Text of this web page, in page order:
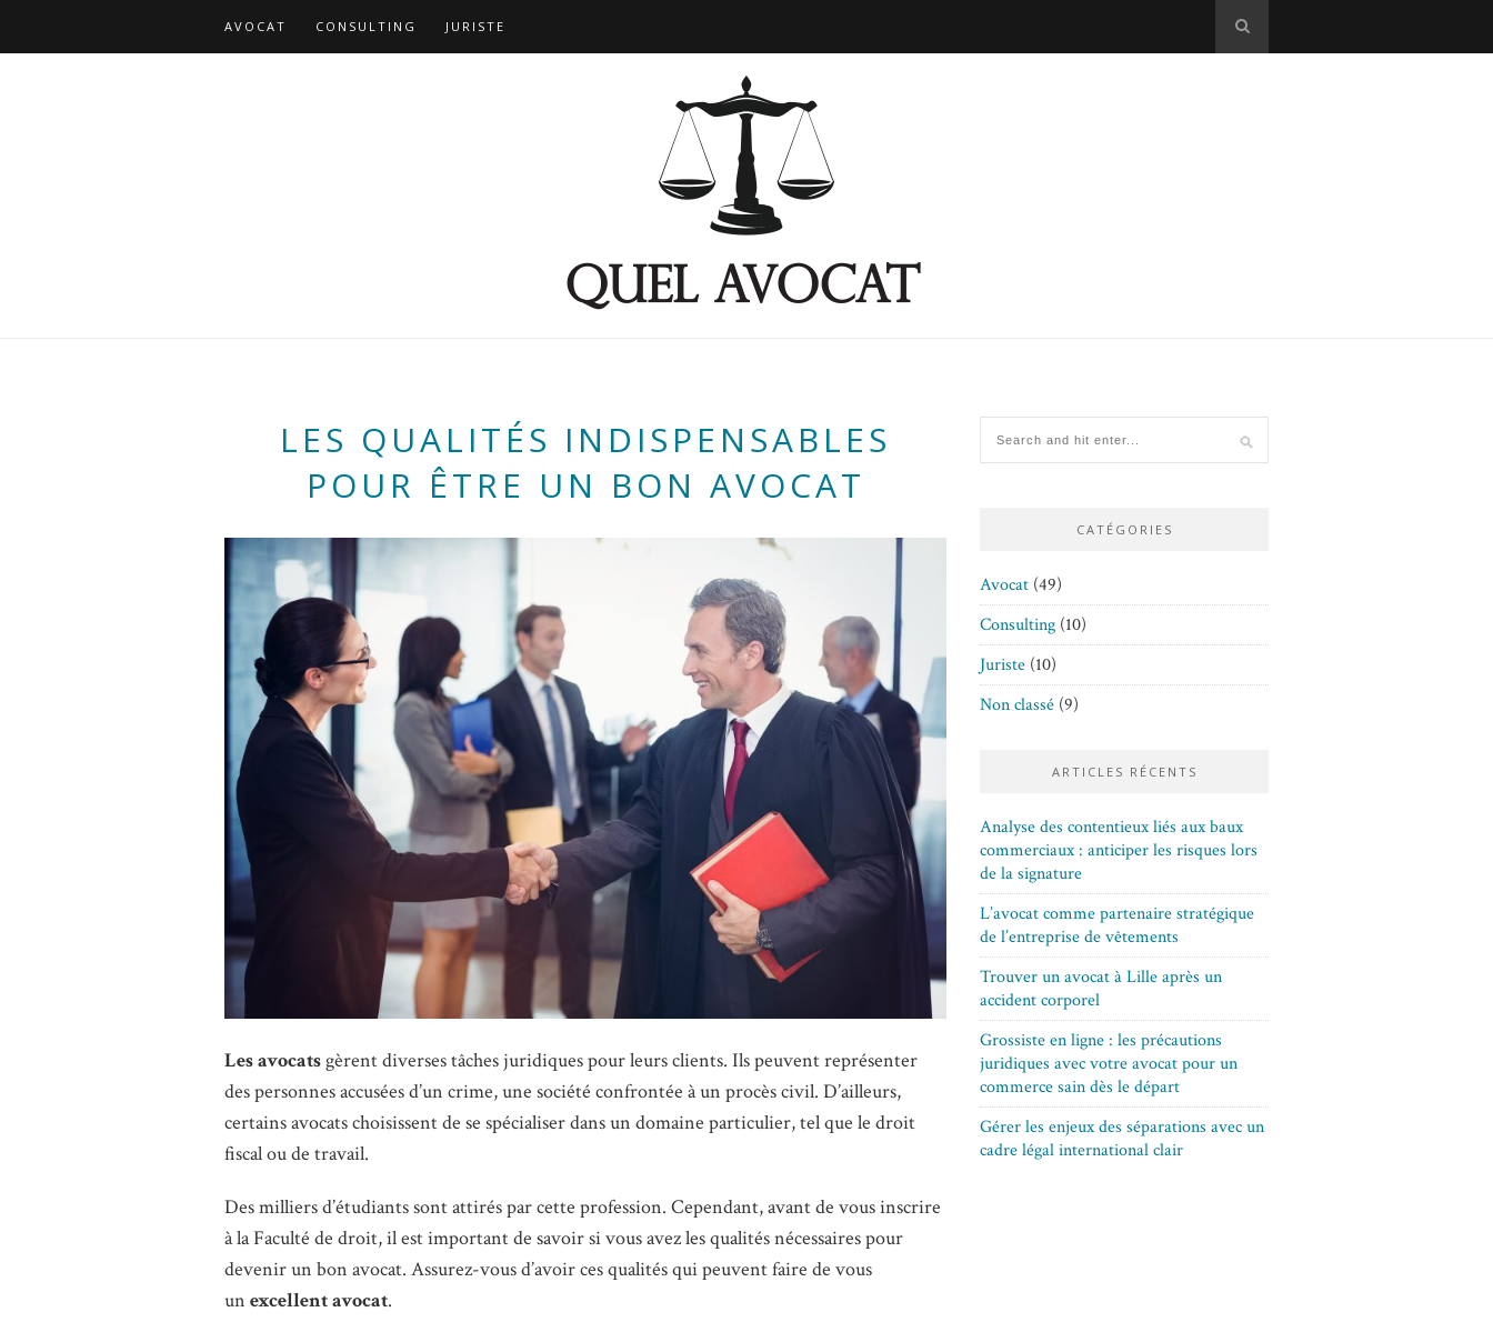
AVOCAT CONSULTING JURISTE
LES QUALITÉS INDISPENSABLES
POUR ÊTRE UN BON AVOCAT
Les avocatsgèrent diverses tâches juridiques pour leurs clients. Ils peuvent représenter
des personnes accusées d’un crime, une société confrontée à un procès civil. D’ailleurs,
certains avocats choisissent de se spécialiser dans un domaine particulier, tel que le droit
fiscal ou de travail.
Des milliers d’étudiants sont attirés par cette profession. Cependant, avant de vous inscrire
à la Faculté de droit, il est important de savoir si vous avez les qualités nécessaires pour
devenir un bon avocat. Assurez-vous d’avoir ces qualités qui peuvent faire de vous
un excellent avocat.
CATÉGORIES
Avocat (49)
Consulting (10)
Juriste (10)
Non classé (9)
ARTICLES RÉCENTS
Analyse des contentieux liés aux baux
commerciaux : anticiper les risques lors
de la signature
L’avocat comme partenaire stratégique
de l’entreprise de vêtements
Trouver un avocat à Lille après un
accident corporel
Grossiste en ligne : les précautions
juridiques avec votre avocat pour un
commerce sain dès le départ
Gérer les enjeux des séparations avec un
cadre légal international clair